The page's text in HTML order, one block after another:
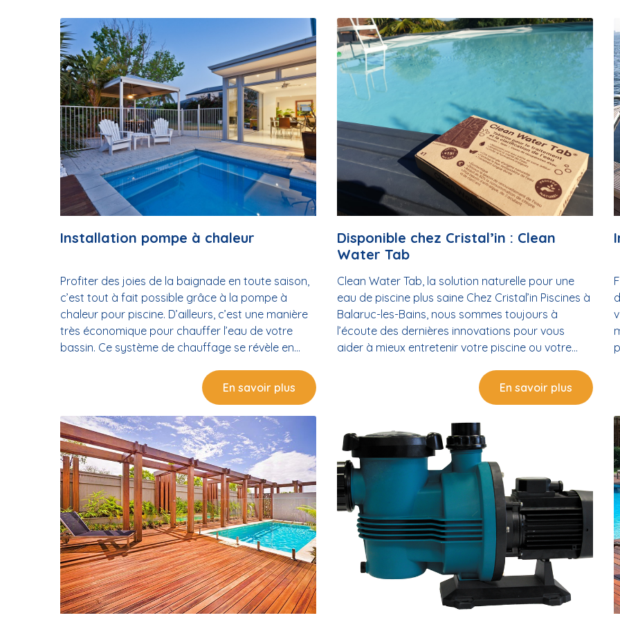
Installation pompe à chaleur
Profiter des joies de la baignade en toute saison,
c’est tout à fait possible grâce à la pompe à
chaleur pour piscine. D’ailleurs, c’est une manière
très économique pour chauffer l’eau de votre
bassin. Ce système de chauffage se révèle en
d’un dispositif écologique qui utilise une énergie
propre et renouvelable. Alors, pourquoi vous en
priver ? En tout cas, pour ne rien rater de votre
pompe à chaleur pour piscine, mieux vaut confier
son installation à un professionnel qualifié et
spécialiste de la piscine comme CRISTAL'IN.
Pompe à chaleur pour piscine : comment ça
marche ? Une pompe à chaleur de piscine n’a
besoin que des calories contenues dans l’air ou
l’eau pour fonctionner. En fait, ce dispositif de
chauffage fonctionne comme suit : La pompe
dispose d’un fluide frigorigène qui se réchauffe
avec les calories présentes dans l’air L’air est
ensuite transformé en gaz et est inspiré par le
compresseur à haute pression La température de
En savoir plus
Disponible chez Cristal’in : Clean
Water Tab
Clean Water Tab, la solution naturelle pour une
eau de piscine plus saine Chez Cristal’in Piscines à
Balaruc-les-Bains, nous sommes toujours à
l’écoute des dernières innovations pour vous
aider à mieux entretenir votre piscine ou votre
vous annoncer l’arrivée de Clean Water Tab, une
solution 100 % naturelle, désormais disponible en
Water Tab est une tablette de traitement naturel
développée par la marque française NOVPOOL.
Elle se place simplement dans le skimmer de votre
piscine ou spa et agit en douceur pour purifier
l’eau. ➕ Résultat : une eau claire, douce, sans
odeur… sans irriter la peau ni les yeux ! Les
avantages de Clean Water Tab Réduit jusqu’à 50
% la consommation de chlore Supprime le besoin
de floculants, algicides ou clarifiants Limite la
formation d’algues Diminue le besoin de
renouvellement de l’eau Contribue à un meilleur
équilibre biologique de l’eau Cire minérale 100 %
En savoir plus